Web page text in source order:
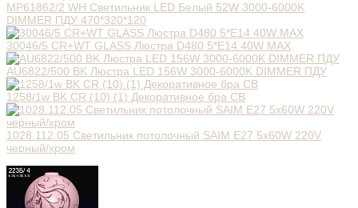
MP61862/2 WH Светильник LED Белый 52W 3000-6000K
DIMMER ПДУ 470*320*120
30046/5 CR+WT GLASS Люстра D480 5*E14 40W MAX
AU6822/500 BK Люстра LED 156W 3000-6000K DIMMER ПДУ
1258/1w BK CR (10) (1) Декоративное бра СВ
1028.112.05 Cветильник потолочный SAIM E27 5x60W 220V
черный/хром